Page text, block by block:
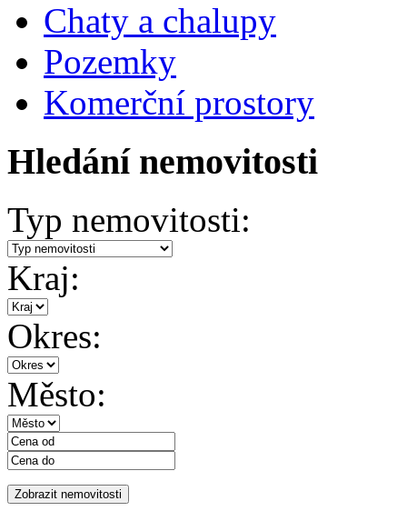
Chaty a chalupy
Pozemky
Komerční prostory
Hledání nemovitosti
Typ nemovitosti:
Kraj:
Okres:
Město: